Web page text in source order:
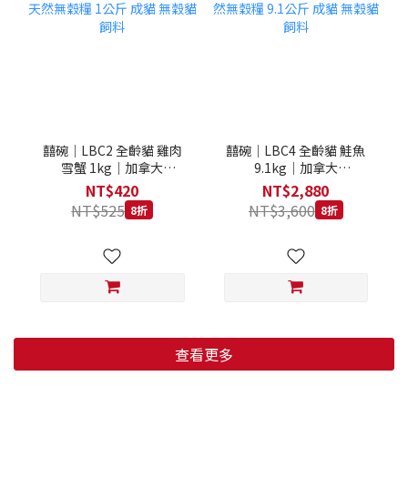
囍碗｜LBC2 全齡貓 雞肉
雪蟹 1kg｜加拿大
Loveabowl 天然無穀糧 1
公斤 成貓 無穀貓飼料
NT$420
NT$525 8折
囍碗｜LBC4 全齡貓 鮭魚
9.1kg｜加拿大
Loveabowl 天然無穀糧
9.1公斤 成貓 無穀貓飼料
NT$2,880
NT$3,600 8折
查看更多